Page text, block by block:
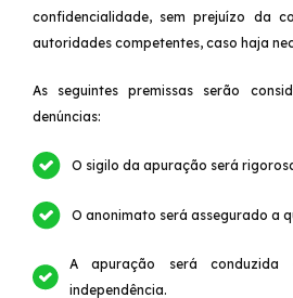
confidencialidade, sem prejuízo da
autoridades competentes, caso haja
As seguintes premissas serão
denúncias:
O sigilo da apuração será
O anonimato será assegurado a
A apuração será conduzida
independência.